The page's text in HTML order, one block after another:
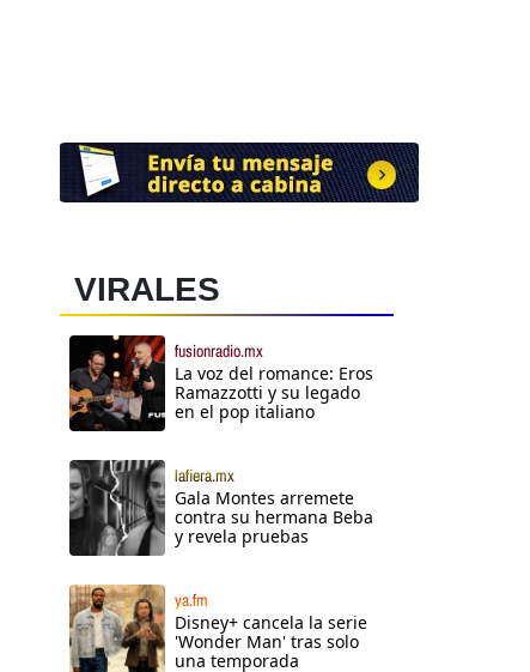
VIRALES
fusionradio.mx
La voz del romance: Eros
Ramazzotti y su legado
en el pop italiano
lafiera.mx
Gala Montes arremete
contra su hermana Beba
y revela pruebas
ya.fm
Disney+ cancela la serie
'Wonder Man' tras solo
una temporada